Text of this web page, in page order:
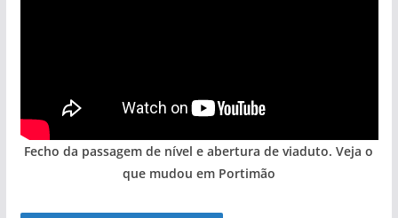
Fecho da passagem de nível e abertura de viaduto. Veja o
que mudou em Portimão